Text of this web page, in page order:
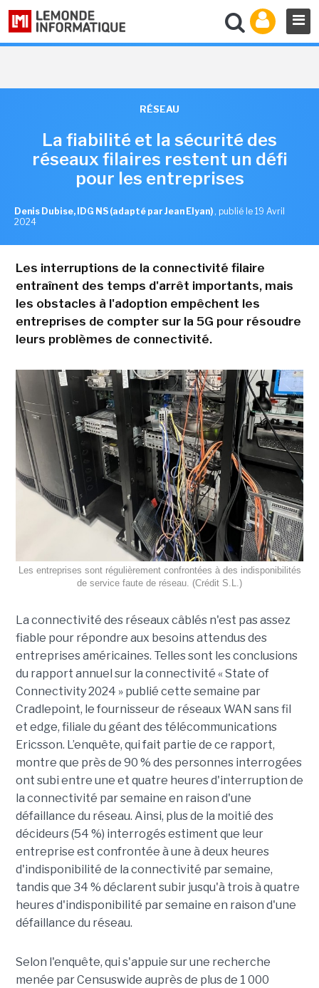
RÉSEAU
La fiabilité et la sécurité des
réseaux filaires restent un défi
pour les entreprises
Denis Dubise, IDG NS (adapté par Jean Elyan) , publié le 19 Avril
2024
Les interruptions de la connectivité filaire
entraînent des temps d'arrêt importants, mais
les obstacles à l'adoption empêchent les
entreprises de compter sur la 5G pour résoudre
leurs problèmes de connectivité.
Les entreprises sont régulièrement confrontées à des indisponibilités
de service faute de réseau. (Crédit S.L.)
La connectivité des réseaux câblés n'est pas assez
fiable pour répondre aux besoins attendus des
entreprises américaines. Telles sont les conclusions
du rapport annuel sur la connectivité « State of
Connectivity 2024 » publié cette semaine par
Cradlepoint, le fournisseur de réseaux WAN sans fil
et edge, filiale du géant des télécommunications
Ericsson. L’enquête, qui fait partie de ce rapport,
montre que près de 90 % des personnes interrogées
ont subi entre une et quatre heures d'interruption de
la connectivité par semaine en raison d'une
défaillance du réseau. Ainsi, plus de la moitié des
décideurs (54 %) interrogés estiment que leur
entreprise est confrontée à une à deux heures
d'indisponibilité de la connectivité par semaine,
tandis que 34 % déclarent subir jusqu'à trois à quatre
heures d'indisponibilité par semaine en raison d'une
défaillance du réseau.
Selon l'enquête, qui s'appuie sur une recherche
menée par Censuswide auprès de plus de 1 000